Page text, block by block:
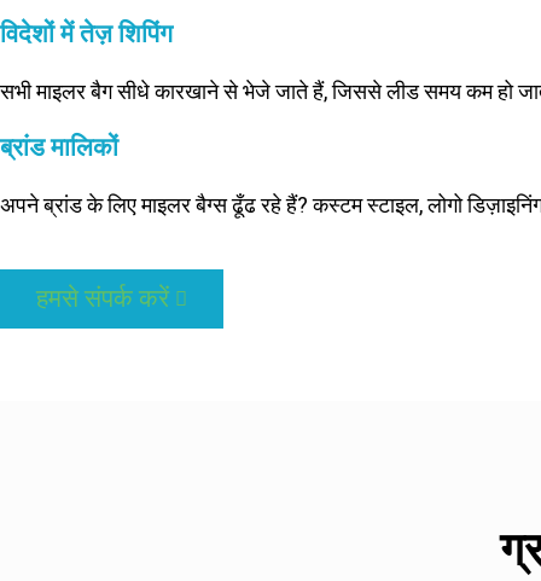
विदेशों में तेज़ शिपिंग
सभी माइलर बैग सीधे कारखाने से भेजे जाते हैं, जिससे लीड समय कम हो
ब्रांड मालिकों
अपने ब्रांड के लिए माइलर बैग्स ढूँढ रहे हैं? कस्टम स्टाइल, लोगो
हमसे संपर्क करें